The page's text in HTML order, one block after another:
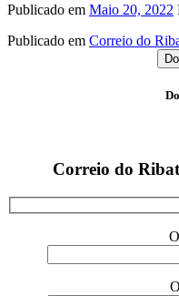
Publicado em Maio 20, 2022
Publicado em Correio do
Correio do